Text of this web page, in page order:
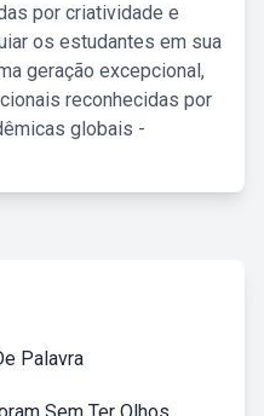
por criatividade e
os estudantes em sua
geração excepcional,
reconhecidas por
globais -
Palavra